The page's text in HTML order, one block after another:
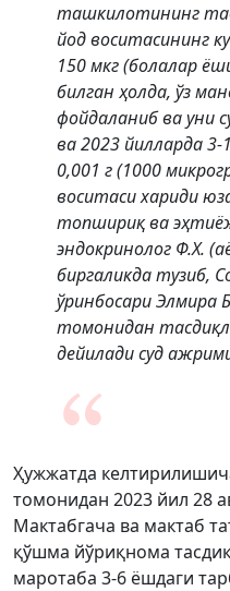
ташкилотининг
йод воситасининг
150 мкг (болалар
билган ҳолда, ўз
фойдаланиб ва уни
ва 2023 йилларда 3-
0,001 г (1000
воситаси хариди
топшириқ ва
эндокринолог Ф.Х.
биргаликда тузиб,
ўринбосари Элмира
томонидан
дейилади суд
Ҳужжатда
томонидан 2023 йил 28
Мактабгача ва мактаб
қўшма йўриқнома
маротаба 3-6 ёшдаги